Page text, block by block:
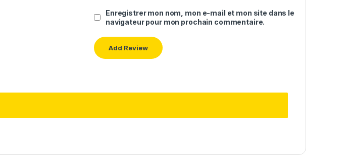
Enregistrer mon nom, mon e-mail et mon site dans le
navigateur pour mon prochain commentaire.